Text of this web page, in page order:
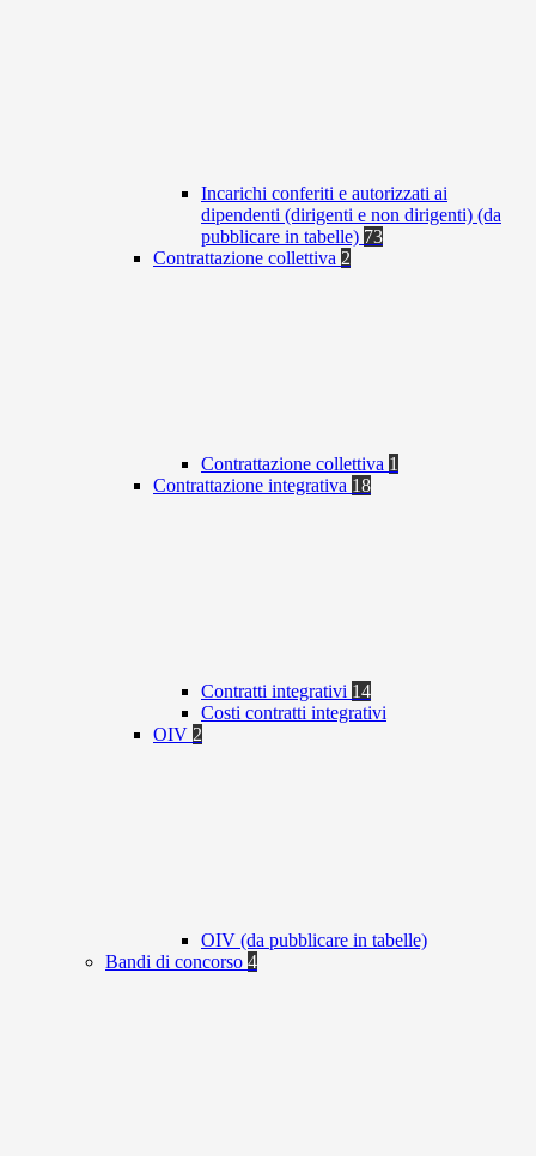
Incarichi conferiti e autorizzati ai
dipendenti (dirigenti e non dirigenti) (da
pubblicare in tabelle) 73
Contrattazione collettiva 2
Contrattazione collettiva 1
Contrattazione integrativa 18
Contratti integrativi 14
Costi contratti integrativi
OIV 2
OIV (da pubblicare in tabelle)
Bandi di concorso 4